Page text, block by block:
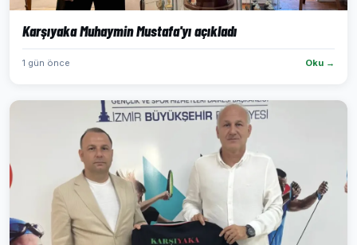
Karşıyaka Muhaymin Mustafa'yı açıkladı
1 gün önce Oku →